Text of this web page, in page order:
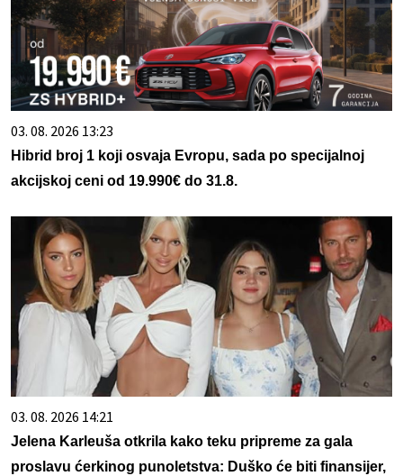
03. 08. 2026 13:23
Hibrid broj 1 koji osvaja Evropu, sada po specijalnoj
akcijskoj ceni od 19.990€ do 31.8.
03. 08. 2026 14:21
Jelena Karleuša otkrila kako teku pripreme za gala
proslavu ćerkinog punoletstva: Duško će biti finansijer,